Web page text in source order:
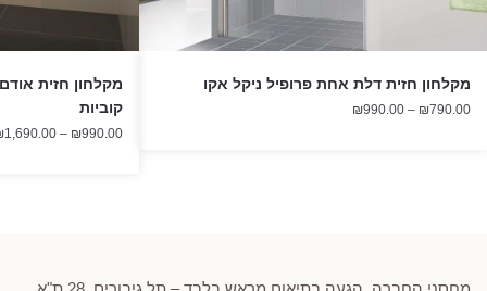
מקלחון חזית דלת אחת פרופיל ניקל אקו
₪790.00
–
₪990.00
מקלחון חזית
קוביות
₪990.00
–
1,690.00